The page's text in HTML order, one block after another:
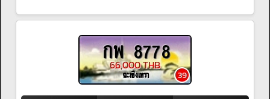
กพ 8778
39
66,000 THB
ฉะเชิงเทรา